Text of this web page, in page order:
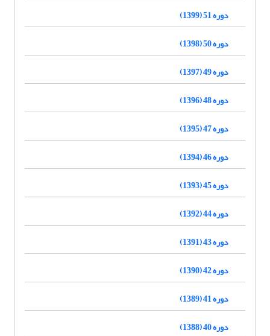
دوره 51 (1399)
دوره 50 (1398)
دوره 49 (1397)
دوره 48 (1396)
دوره 47 (1395)
دوره 46 (1394)
دوره 45 (1393)
دوره 44 (1392)
دوره 43 (1391)
دوره 42 (1390)
دوره 41 (1389)
دوره 40 (1388)